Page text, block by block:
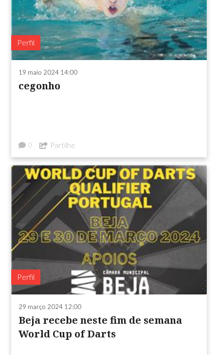
Perfil
19 maio 2024 14:00
cegonho
0 Partilhe
Perfil
29 março 2024 12:00
Beja recebe neste fim de semana
World Cup of Darts